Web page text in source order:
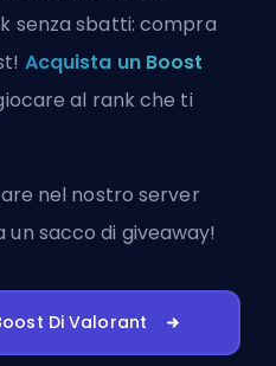
senza sbatti: compra
Acquista un Boost
al rank che ti
nel nostro server
sacco di giveaway!
Di Valorant